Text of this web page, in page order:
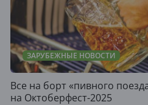
ЗАРУБЕЖНЫЕ НОВОСТИ
Все на борт «пивного
на Октоберфест-2025